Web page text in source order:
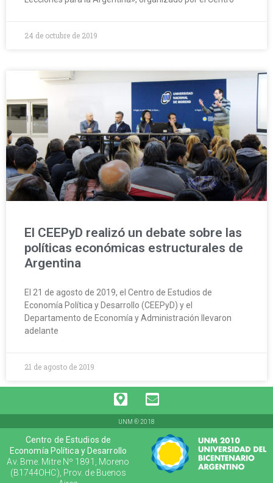
24 de octubre de 2019
El CEEPyD realizó un debate sobre las
políticas económicas estructurales de
Argentina
El 21 de agosto de 2019, el Centro de Estudios de
Economía Política y Desarrollo (CEEPyD) y el
Departamento de Economía y Administración llevaron
adelante
21 de agosto de 2019
UNM ® 2018
Centro de Estudios de
Economía Política y Desarrollo
Av. Bme. Mitre Nº 1891, Moreno
(B1744OHC), Prov. de Buenos